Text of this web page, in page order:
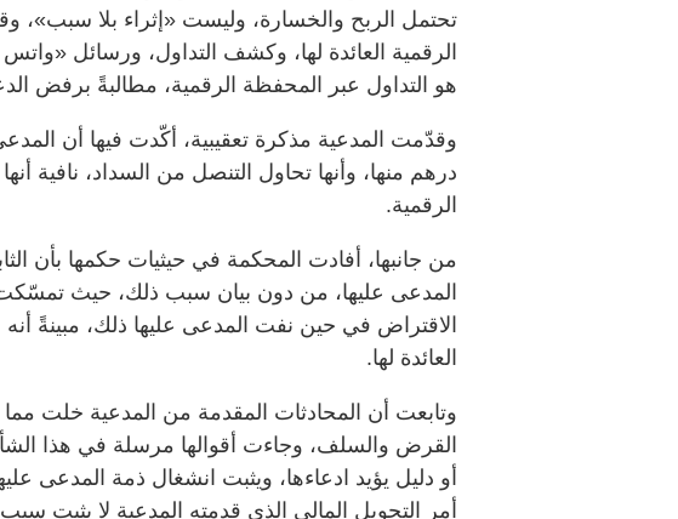
تحتمل الربح والخسارة، وليست «إثراء بلا
الرقمية العائدة لها، وكشف التداول، ورسائل
هو التداول عبر المحفظة الرقمية، مطالبةً برفض
درهم منها، وأنها تحاول التنصل من السداد، نافية
الرقمية.
من جانبها، أفادت المحكمة في حيثيات حكمها بأن
المدعى عليها، من دون بيان سبب ذلك، حيث
الاقتراض في حين نفت المدعى عليها ذلك، مبينةً
العائدة لها.
وتابعت أن المحادثات المقدمة من المدعية خلت
القرض والسلف، وجاءت أقوالها مرسلة في هذا
أو دليل يؤيد ادعاءها، ويثبت انشغال ذمة المدعى
أمر التحويل المالي الذي قدمته المدعية لا يثبت